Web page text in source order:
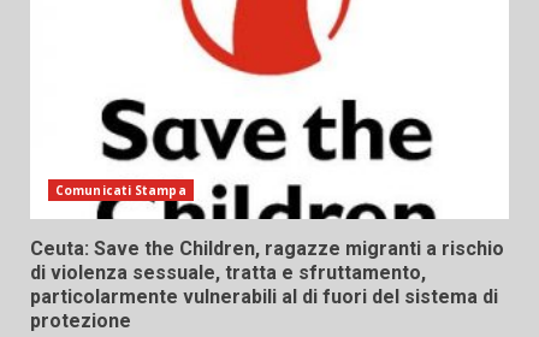
Comunicati Stampa
Ceuta: Save the Children, ragazze migranti a rischio
di violenza sessuale, tratta e sfruttamento,
particolarmente vulnerabili al di fuori del sistema di
protezione